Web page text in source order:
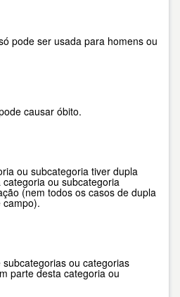
pode ser usada para homens ou
causar óbito.
ou subcategoria tiver dupla
ou subcategoria
(nem todos os casos de dupla
campo).
ou categorias
parte desta categoria ou